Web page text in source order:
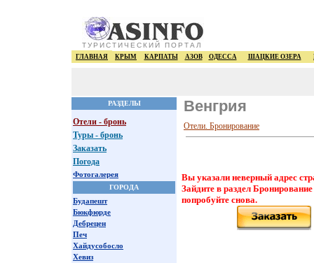
ТУРИСТИЧЕСКИЙ ПОРТАЛ
ГЛАВНАЯ КРЫМ КАРПАТЫ АЗОВ ОДЕССА ШАЦКИЕ ОЗЕРА
РАЗДЕЛЫ Венгрия
Отели - бронь
Туры - бронь
Заказать
Погода
Фотогалерея
ГОРОДА
Будапешт
Бюкфюрде
Дебрецен
Печ
Хайдусобосло
Хевиз
Отели. Бронирование
Вы указали неверный адрес
Зайдите в раздел
попробуйте снова.